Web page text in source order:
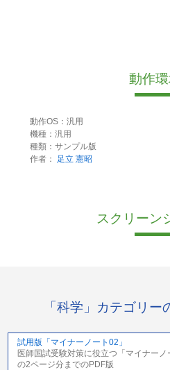
動作
動作OS：汎用
機種：汎用
種類：サンプル版
作者：
足立 憲昭
スクリーン
「科学」カテゴリ
試用版「マイナーノート02」
医師国試受験対策に役立つ「マイナー
の2ページ分までのPDF版